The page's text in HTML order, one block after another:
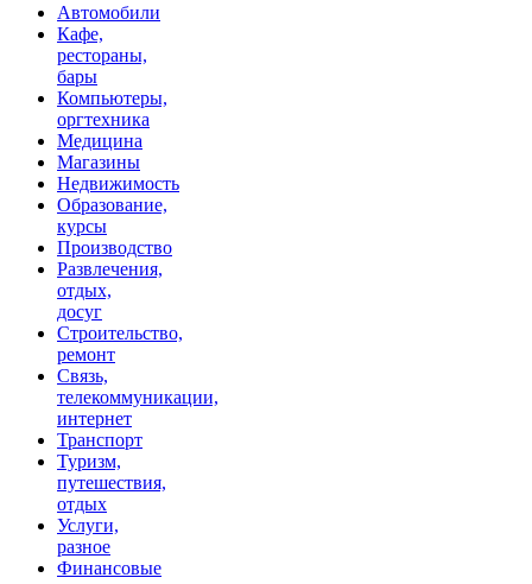
Автомобили
Кафе,
рестораны,
бары
Компьютеры,
оргтехника
Медицина
Магазины
Недвижимость
Образование,
курсы
Производство
Развлечения,
отдых,
досуг
Строительство,
ремонт
Связь,
телекоммуникации,
интернет
Транспорт
Туризм,
путешествия,
отдых
Услуги,
разное
Финансовые